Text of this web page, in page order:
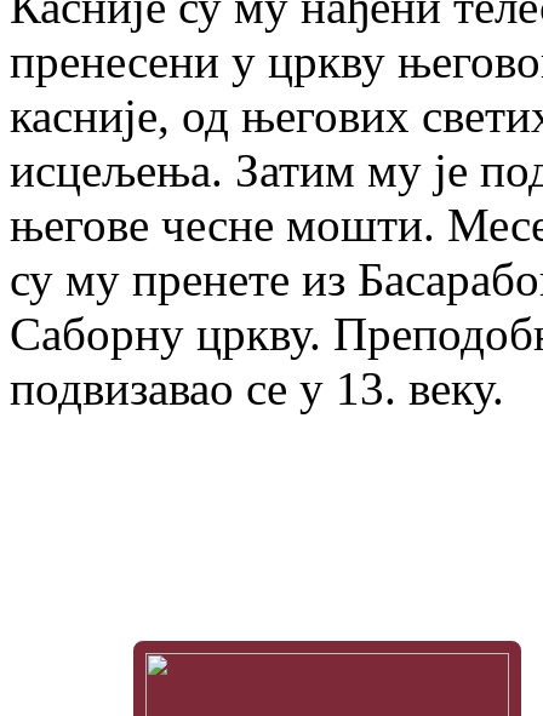
пренесени у цркву
касније, од његових
исцељења. Затим му је
његове чесне мошти.
су му пренете из
Саборну цркву.
подвизавао ce y 13. веку.